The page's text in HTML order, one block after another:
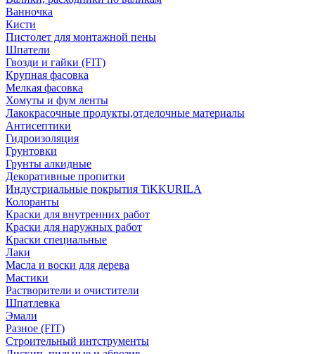
Ванночка
Кисти
Пистолет для монтажной пены
Шпатели
Гвозди и гайки (FIT)
Крупная фасовка
Мелкая фасовка
Хомуты и фум ленты
Лакокрасочные продукты,отделочные материалы
Антисептики
Гидроизоляция
Грунтовки
Грунты алкидные
Декоративные пропитки
Индустриальные покрытия TiKKURILA
Колоранты
Краски для внутренних работ
Краски для наружных работ
Краски специальные
Лаки
Масла и воски для дерева
Мастики
Растворители и очистители
Шпатлевка
Эмали
Разное (FIT)
Строительный интструменты